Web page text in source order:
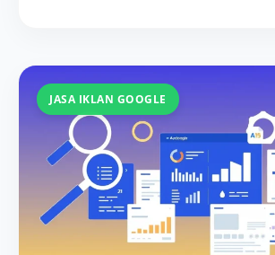
JASA IKLAN GOOGLE